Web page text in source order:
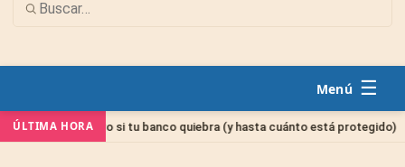
☰
ÚLTIMA HORA
dinero si tu banco quiebra (y hasta cuánto está protegido) Sin